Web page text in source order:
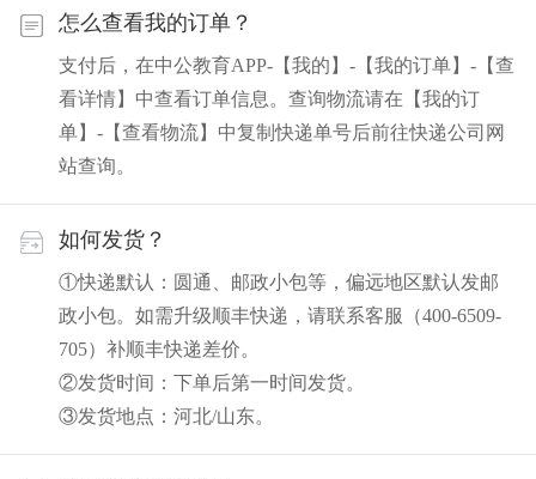
怎么查看我的订单？
支付后，在中公教育APP-【我的】-【我的订单】-【查
看详情】中查看订单信息。查询物流请在【我的订
单】-【查看物流】中复制快递单号后前往快递公司网
站查询。
如何发货？
①快递默认：圆通、邮政小包等，偏远地区默认发邮
政小包。如需升级顺丰快递，请联系客服（400-6509-
705）补顺丰快递差价。
②发货时间：下单后第一时间发货。
③发货地点：河北/山东。